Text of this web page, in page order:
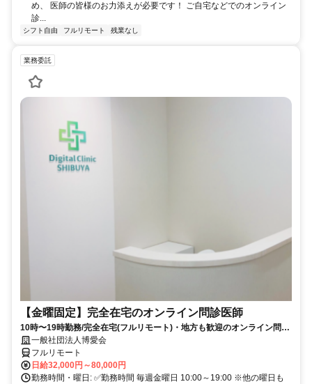
め、 医師の皆様のお力添えが必要です！ ご自宅などでのオンライン
診...
シフト自由 フルリモート 残業なし
業務委託
【金曜固定】完全在宅のオンライン問診医師
10時〜19時勤務/完全在宅(フルリモート)・地方も歓迎のオンライン問診
業務一般社団法人博愛会
フルリモート
日給32,000円～80,000円
勤務時間・曜日: ✅勤務時間 毎週金曜日 10:00～19:00 ※他の曜日も